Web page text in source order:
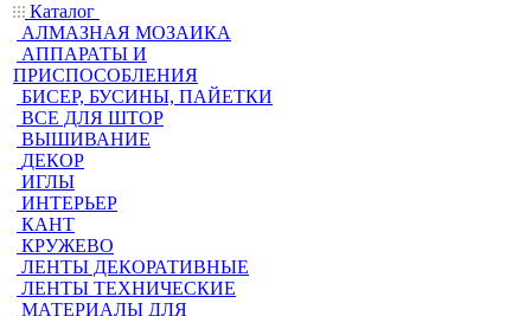
Каталог
АЛМАЗНАЯ МОЗАИКА
АППАРАТЫ И
ПРИСПОСОБЛЕНИЯ
БИСЕР, БУСИНЫ, ПАЙЕТКИ
ВСЕ ДЛЯ ШТОР
ВЫШИВАНИЕ
ДЕКОР
ИГЛЫ
ИНТЕРЬЕР
КАНТ
КРУЖЕВО
ЛЕНТЫ ДЕКОРАТИВНЫЕ
ЛЕНТЫ ТЕХНИЧЕСКИЕ
МАТЕРИАЛЫ ДЛЯ